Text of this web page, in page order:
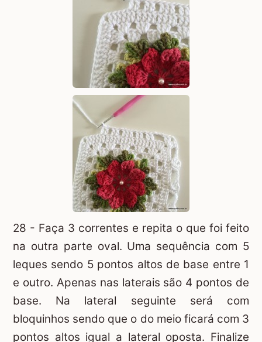
28 - Faça 3 correntes e repita o que foi feito
na outra parte oval. Uma sequência com 5
leques sendo 5 pontos altos de base entre 1
e outro. Apenas nas laterais são 4 pontos de
base. Na lateral seguinte será com
bloquinhos sendo que o do meio ficará com 3
pontos altos igual a lateral oposta. Finalize